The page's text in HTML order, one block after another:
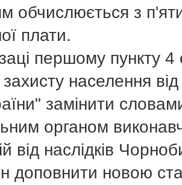
обчислюється з
плати.
першому пункту 4
населення
замінити
органом
від наслідків
доповнити новою